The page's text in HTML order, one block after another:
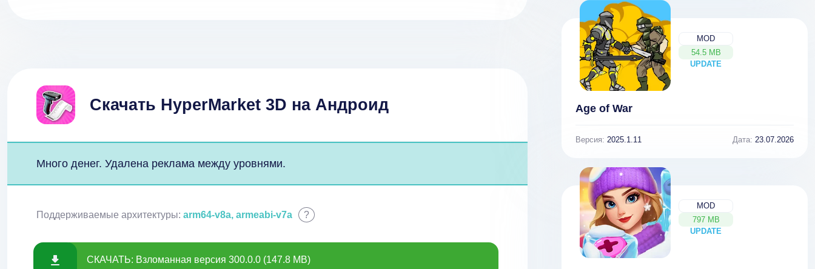
Скачать HyperMarket 3D на Андроид
Много денег. Удалена реклама между уровнями.
Поддерживаемые архитектуры: arm64-v8a, armeabi-v7a ?
СКАЧАТЬ: Взломанная версия 300.0.0 (147.8 MB)
MOD
54.5 MB
UPDATE
NEW
Age of War
Версия: 2025.1.11 Дата: 23.07.2026
MOD
797 MB
UPDATE
NEW